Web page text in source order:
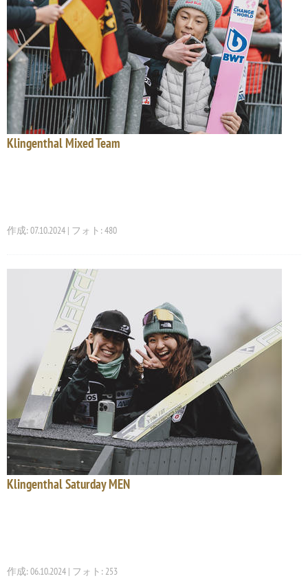
Klingenthal Mixed Team
作成: 07.10.2024 | フォト: 480
Klingenthal Saturday MEN
作成: 06.10.2024 | フォト: 253